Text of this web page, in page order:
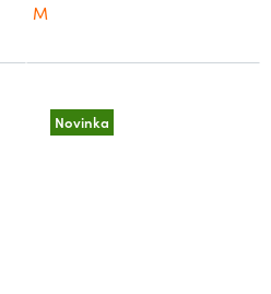
M
Novinka